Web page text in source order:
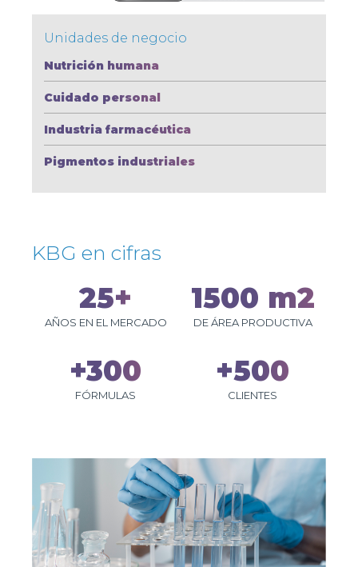
Unidades de negocio
Nutrición humana
Cuidado personal
Industria farmacéutica
Pigmentos industriales
KBG en cifras
25+
AÑOS EN EL MERCADO
1500 m2
DE ÁREA PRODUCTIVA
+300
FÓRMULAS
+500
CLIENTES